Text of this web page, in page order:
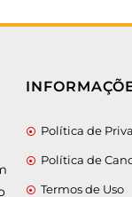
Política de
Política de
Termos de Uso